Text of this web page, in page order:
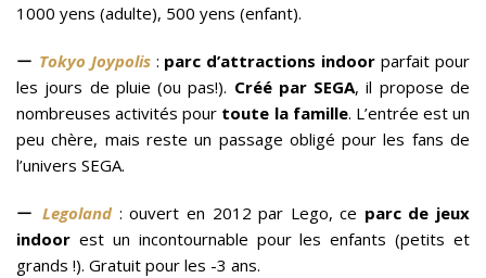
1000 yens (adulte), 500 yens (enfant).
ー Tokyo Joypolis: parc d’attractions indoorparfait pour
les jours de pluie (ou pas!). Créé par SEGA, il propose de
nombreuses activités pour toute la famille. L’entrée est un
peu chère, mais reste un passage obligé pour les fans de
l’univers SEGA.
ーLegoland : ouvert en 2012 par Lego, ce parc de jeux
indoor est un incontournable pour les enfants (petits et
grands !). Gratuit pour les -3 ans.